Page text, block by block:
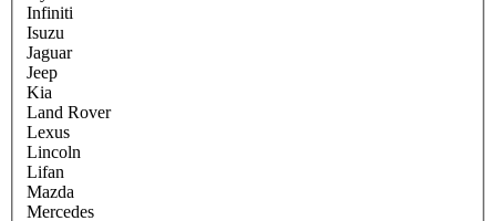
Infiniti
Isuzu
Jaguar
Jeep
Kia
Land Rover
Lexus
Lincoln
Lifan
Mazda
Mercedes